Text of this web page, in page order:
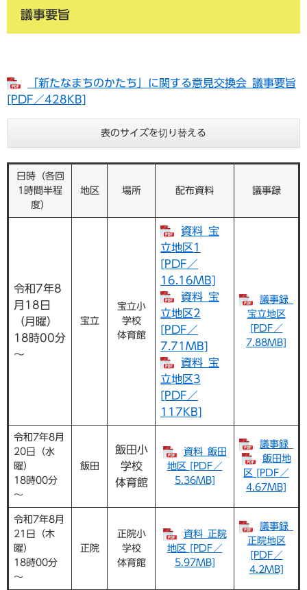
議事要旨
「新たなまちのかたち」に関する意見交換会_議事要旨
[PDF／428KB]
表のサイズを切り替える
日時（各回
1時間半程
度）
地区 場所 配布資料 議事録
令和7年8
月18日
（月曜）
​18時00分
～
宝立
宝立小
学校
体育館
資料_宝
立地区1
[PDF／
16.16MB]
資料_宝
立地区2
[PDF／
7.71MB]
資料_宝
立地区3
[PDF／
117KB]
議事録_
宝立地区
[PDF／
7.88MB]
令和7年8月
20日（水
曜）
​18時00分
～
飯田
飯田小
学校
体育館
資料_飯田
地区 [PDF／
5.36MB]
議事録
飯田地
区 [PDF／
4.67MB]
令和7年8月
21日（木
曜）
​18時00分
～
正院
正院小
学校
体育館
資料_正院
地区 [PDF／
5.97MB]
議事録_
正院地区
[PDF／
4.2MB]